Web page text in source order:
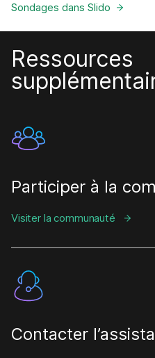
Sondages dans Slido
Ressources
Participer à la
Visiter la communauté
Contacter